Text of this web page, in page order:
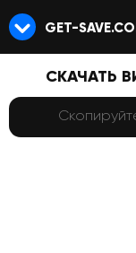
GET-
СКАЧАТЬ